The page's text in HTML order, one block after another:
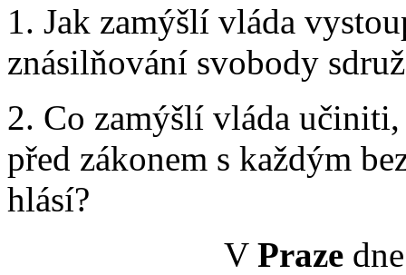
1. Jak zamýšlí vláda
znásilňování svobody
2. Co zamýšlí vláda
před zákonem s každým
hlásí?
V Prazedne